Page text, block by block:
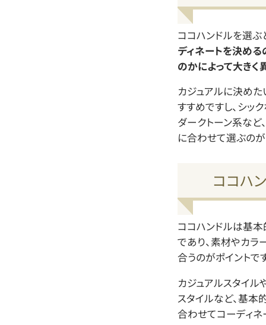
ココハンドルを選ぶ
ディネートを決め
のかによって大きく
カジュアルに決め
すすめですし、シッ
ダークトーン系など
に合わせて選ぶのが
ココハ
ココハンドルは基
であり、素材やカラ
合うのがポイントで
カジュアルスタイル
スタイルなど、基
合わせてコーディネ